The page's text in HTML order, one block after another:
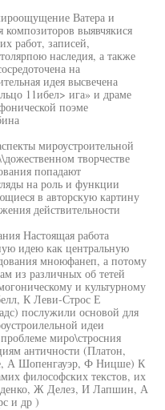
Ватера и
выявчякися
работ, записей,
наследия, а также
на
идея высвечена
11ибел> ига» и драме
поэме
мироустроительной
творчестве
попадают
на роль и функции
в авторскую картину
действительности
Настоящая работа
идею как центральную
мноюфанеп, а потому
из различных об тетей
и культурному
К Леви-Строс Е
послужили основой для
идеи
миро\стросния
античности (Платон,
А Шопенгауэр, Ф Ницше) К
философских текстов, их
Ж Делез, И Лапшин, А
и др )